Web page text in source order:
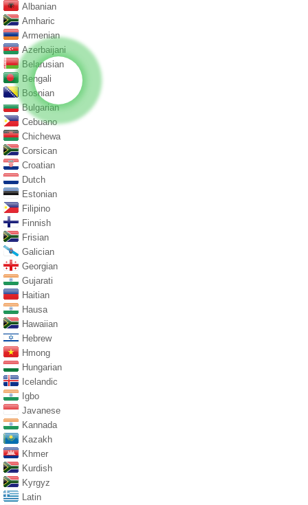
Albanian
Amharic
Armenian
Azerbaijani
Belarusian
Bengali
Bosnian
Bulgarian
Cebuano
Chichewa
Corsican
Croatian
Dutch
Estonian
Filipino
Finnish
Frisian
Galician
Georgian
Gujarati
Haitian
Hausa
Hawaiian
Hebrew
Hmong
Hungarian
Icelandic
Igbo
Javanese
Kannada
Kazakh
Khmer
Kurdish
Kyrgyz
Latin